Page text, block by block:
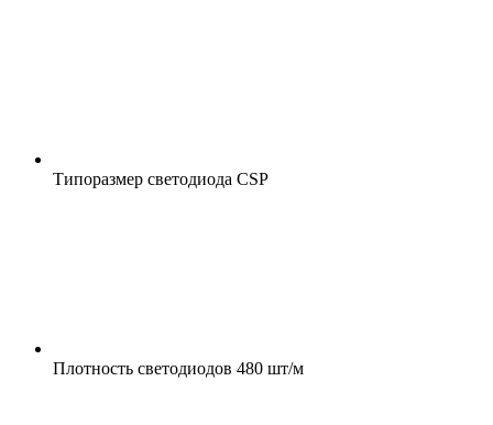
Типоразмер светодиода CSP
Плотность светодиодов 480 шт/м